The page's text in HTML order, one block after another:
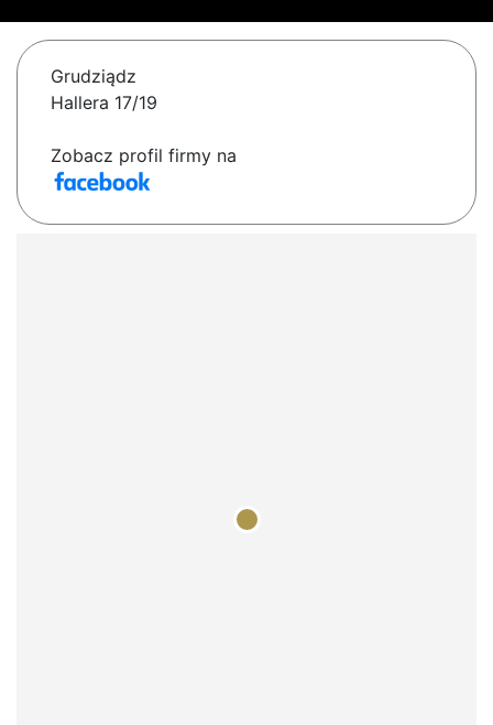
Grudziądz
Hallera 17/19
Zobacz profil firmy na